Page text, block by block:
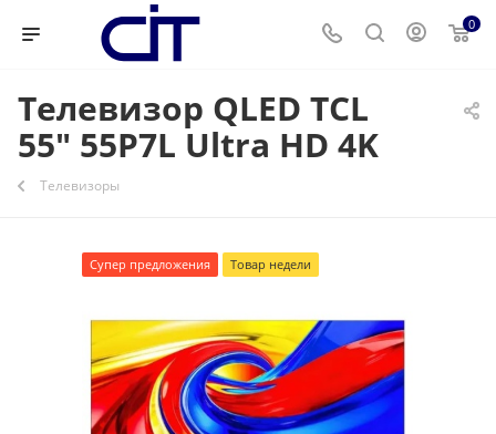
0
Телевизор QLED TCL
55" 55P7L Ultra HD 4K
Телевизоры
Супер предложения Товар недели